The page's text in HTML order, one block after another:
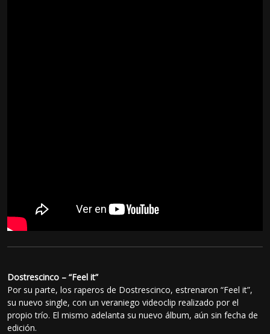
Dostrescinco – “Feel it”
Por su parte, los raperos de Dostrescinco, estrenaron “Feel it”,
su nuevo single, con un veraniego videoclip realizado por el
propio trío. El mismo adelanta su nuevo álbum, aún sin fecha de
edición.